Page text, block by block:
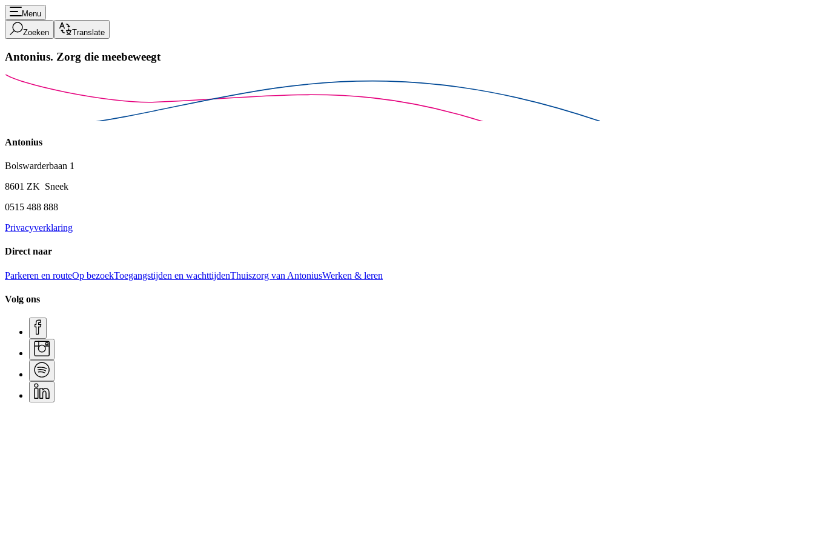
Menu
Zoeken Translate
Antonius. Zorg die meebeweegt
Antonius
Bolswarderbaan 1
8601 ZK Sneek
0515 488 888
Privacyverklaring
Direct naar
Parkeren en routeOp bezoekToegangstijden en wachttijdenThuiszorg van AntoniusWerken & leren
Volg ons